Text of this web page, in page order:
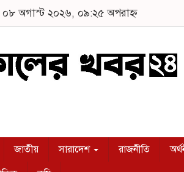
০৮ অগাস্ট ২০২৬, ০৯:২৫ অপরাহ্ন
জাতীয় সারাদেশ রাজনীতি